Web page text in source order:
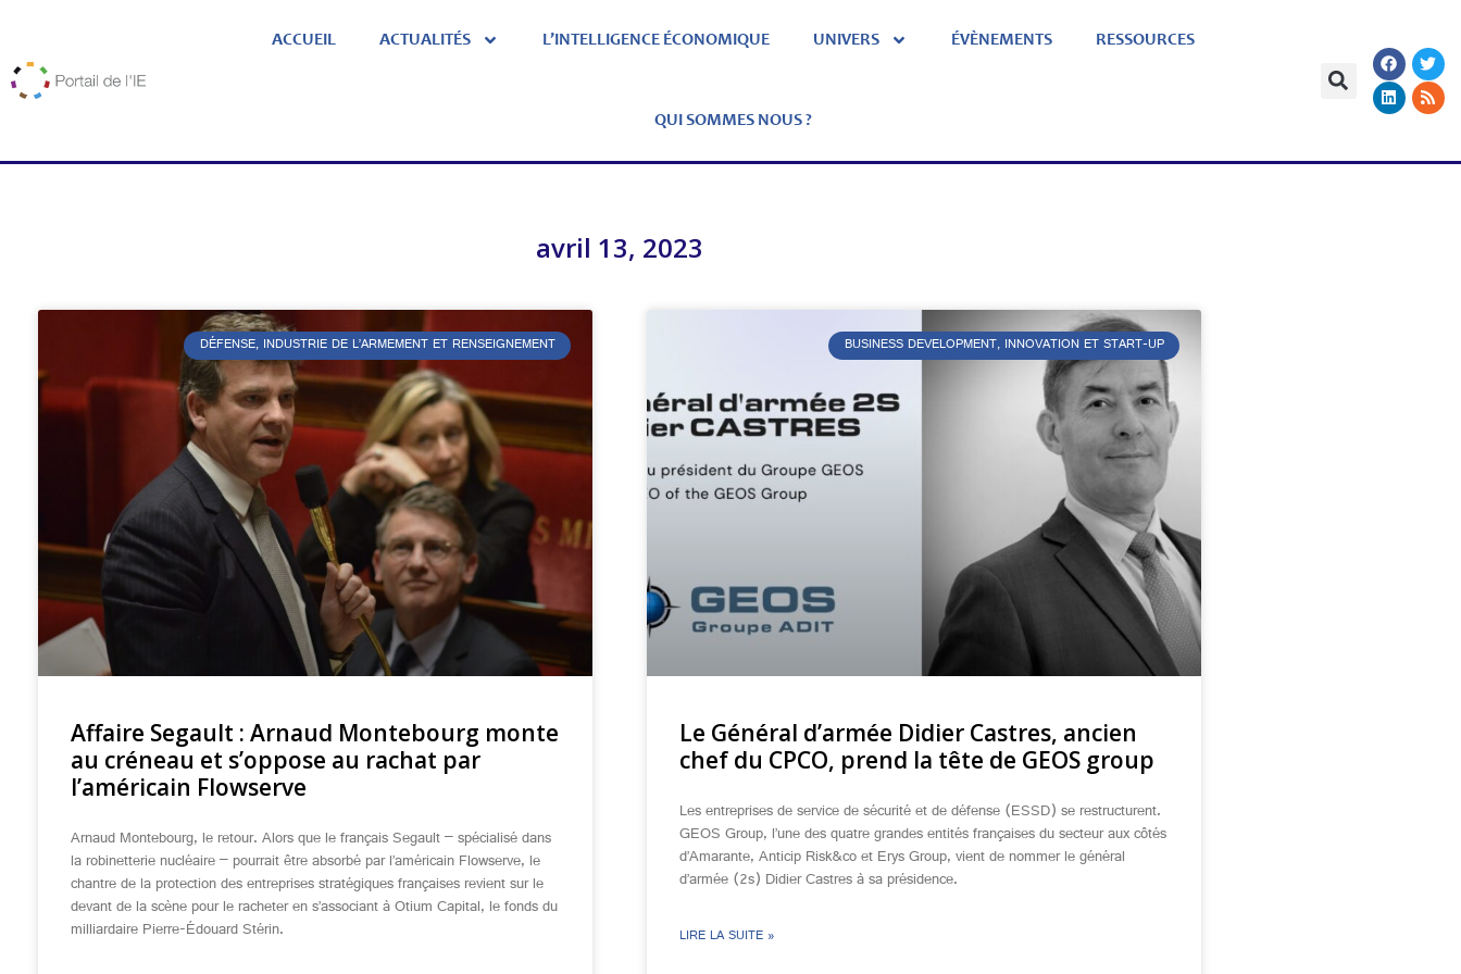
ACCUEIL ACTUALITÉS L’INTELLIGENCE ÉCONOMIQUE UNIVERS ÉVÈNEMENTS RESSOURCES
QUI SOMMES NOUS ?
avril 13, 2023
DÉFENSE, INDUSTRIE DE L’ARMEMENT ET RENSEIGNEMENT
Affaire Segault : Arnaud Montebourg monte
au créneau et s’oppose au rachat par
l’américain Flowserve
Arnaud Montebourg, le retour. Alors que le français Segault – spécialisé dans
la robinetterie nucléaire – pourrait être absorbé par l’américain Flowserve, le
chantre de la protection des entreprises stratégiques françaises revient sur le
devant de la scène pour le racheter en s’associant à Otium Capital, le fonds du
milliardaire Pierre-Édouard Stérin.
BUSINESS DEVELOPMENT, INNOVATION ET START-UP
Le Général d’armée Didier Castres, ancien
chef du CPCO, prend la tête de GEOS group
Les entreprises de service de sécurité et de défense (ESSD) se restructurent.
GEOS Group, l’une des quatre grandes entités françaises du secteur aux côtés
d’Amarante, Anticip Risk&co et Erys Group, vient de nommer le général
d’armée (2s) Didier Castres à sa présidence.
LIRE LA SUITE »